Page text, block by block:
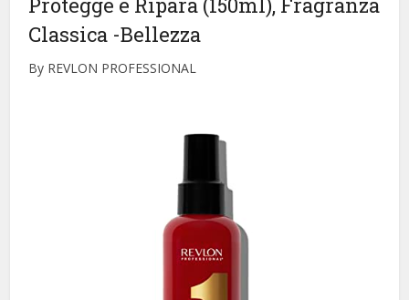
Classica -Bellezza
By REVLON PROFESSIONAL